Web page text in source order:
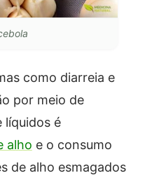
como diarreia e
por meio de
líquidos é
alho e o consumo
de alho esmagados